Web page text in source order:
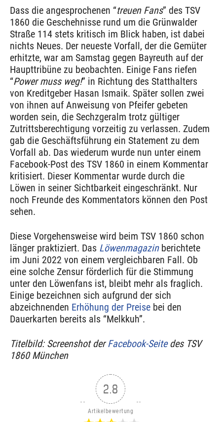
Dass die angesprochenen “treuen Fans” des TSV
1860 die Geschehnisse rund um die Grünwalder
Straße 114 stets kritisch im Blick haben, ist dabei
nichts Neues. Der neueste Vorfall, der die Gemüter
erhitzte, war am Samstag gegen Bayreuth auf der
Haupttribüne zu beobachten. Einige Fans riefen
“Power muss weg!” in Richtung des Statthalters
von Kreditgeber Hasan Ismaik. Später sollen zwei
von ihnen auf Anweisung von Pfeifer gebeten
worden sein, die Sechzgeralm trotz gültiger
Zutrittsberechtigung vorzeitig zu verlassen. Zudem
gab die Geschäftsführung ein Statement zu dem
Vorfall ab. Das wiederum wurde nun unter einem
Facebook-Post des TSV 1860 in einem Kommentar
kritisiert. Dieser Kommentar wurde durch die
Löwen in seiner Sichtbarkeit eingeschränkt. Nur
noch Freunde des Kommentators können den Post
sehen.
Diese Vorgehensweise wird beim TSV 1860 schon
länger praktiziert. Das Löwenmagazinberichtete
im Juni 2022 von einem vergleichbaren Fall. Ob
eine solche Zensur förderlich für die Stimmung
unter den Löwenfans ist, bleibt mehr als fraglich.
Einige bezeichnen sich aufgrund der sich
abzeichnenden Erhöhung der Preise bei den
Dauerkarten bereits als “Melkkuh”.
Titelbild: Screenshot derFacebook-Seitedes TSV
1860 München
2.8
Artikelbewertung